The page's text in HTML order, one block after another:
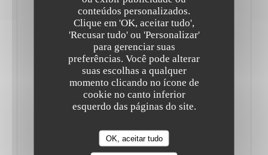
conteúdos personalizados.
Clique em 'OK, aceitar tudo',
'Recusar tudo' ou 'Personalizar'
para gerenciar suas
preferências. Você pode alterar
suas escolhas a qualquer
momento clicando no ícone de
cookie no canto inferior
esquerdo das páginas do site.
OK, aceitar tudo
desserts sont fait maison). Que dire de plus ? Ah, si ! Les
fauteuils sont confortables et le service aimable.
Passez donc au grill !
Par JiBé Matthieu
LER O ARTIGO((ABRE NUMA NOVA JANELA))